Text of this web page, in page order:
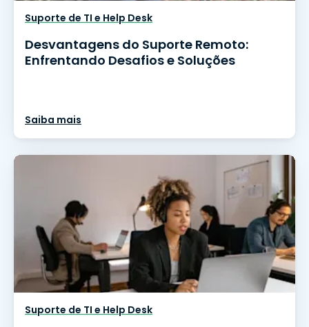
Suporte de TI e Help Desk
Desvantagens do Suporte Remoto:
Enfrentando Desafios e Soluções
Saiba mais
Suporte de TI e Help Desk